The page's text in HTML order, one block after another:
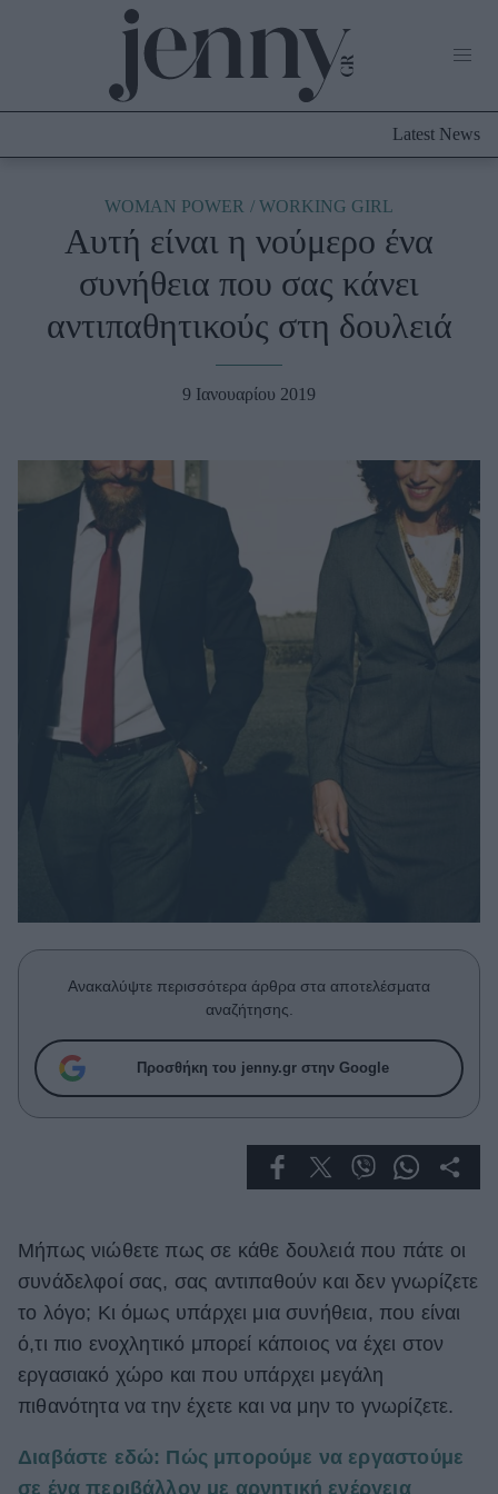
Culture
Fashion
Shopping
Styling Tips
Beauty - Ομορφιά
Skincare
Μαλλιά - Νύχια
Μακιγιάζ
Beauty News
Well being
Ψυχολογία
Υγεία + Διατροφή
Σχέσεις & Σεξ
Fitness
Πρόσωπα
Συνεντεύξεις
Who
True Stories
Ask the Guru
Living
Deco
Green
Αφιερώματα
Latest News
WOMAN POWER WORKING GIRL
Αυτή είναι η νούμερο ένα
συνήθεια που σας κάνει
αντιπαθητικούς στη δουλειά
9 Ιανουαρίου 2019
Ανακαλύψτε περισσότερα άρθρα στα αποτελέσματα
αναζήτησης.
Προσθήκη του jenny.gr στην Google
Μήπως νιώθετε πως σε κάθε δουλειά που πάτε οι
συνάδελφοί σας, σας αντιπαθούν και δεν γνωρίζετε
το λόγο; Κι όμως υπάρχει μια συνήθεια, που είναι
ό,τι πιο ενοχλητικό μπορεί κάποιος να έχει στον
εργασιακό χώρο και που υπάρχει μεγάλη
πιθανότητα να την έχετε και να μην το γνωρίζετε.
Διαβάστε εδώ: Πώς μπορούμε να εργαστούμε
σε ένα περιβάλλον με αρνητική ενέργεια